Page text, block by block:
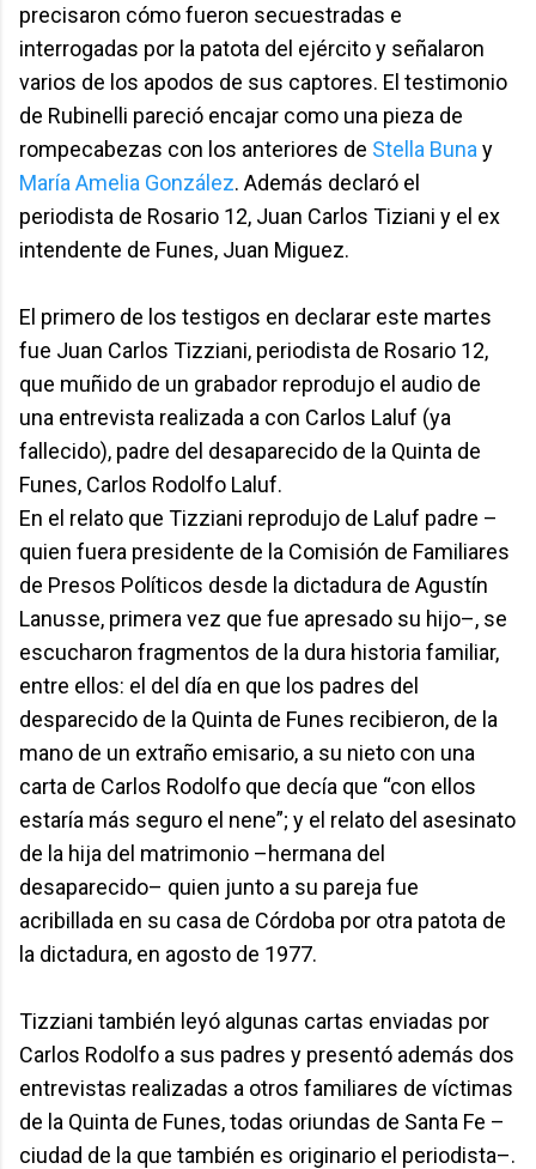
precisaron cómo fueron secuestradas e
interrogadas por la patota del ejército y señalaron
varios de los apodos de sus captores. El testimonio
de Rubinelli pareció encajar como una pieza de
rompecabezas con los anteriores de Stella Buna y
María Amelia González. Además declaró el
periodista de Rosario 12, Juan Carlos Tiziani y el ex
intendente de Funes, Juan Miguez.
El primero de los testigos en declarar este martes
fue Juan Carlos Tizziani, periodista de Rosario 12,
que muñido de un grabador reprodujo el audio de
una entrevista realizada a con Carlos Laluf (ya
fallecido), padre del desaparecido de la Quinta de
Funes, Carlos Rodolfo Laluf.
En el relato que Tizziani reprodujo de Laluf padre –
quien fuera presidente de la Comisión de Familiares
de Presos Políticos desde la dictadura de Agustín
Lanusse, primera vez que fue apresado su hijo–, se
escucharon fragmentos de la dura historia familiar,
entre ellos: el del día en que los padres del
desparecido de la Quinta de Funes recibieron, de la
mano de un extraño emisario, a su nieto con una
carta de Carlos Rodolfo que decía que “con ellos
estaría más seguro el nene”; y el relato del asesinato
de la hija del matrimonio –hermana del
desaparecido– quien junto a su pareja fue
acribillada en su casa de Córdoba por otra patota de
la dictadura, en agosto de 1977.
Tizziani también leyó algunas cartas enviadas por
Carlos Rodolfo a sus padres y presentó además dos
entrevistas realizadas a otros familiares de víctimas
de la Quinta de Funes, todas oriundas de Santa Fe –
ciudad de la que también es originario el periodista–.